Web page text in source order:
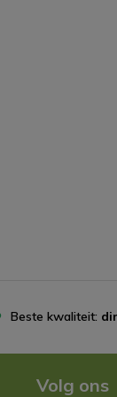
Beste kwaliteit:
Volg ons